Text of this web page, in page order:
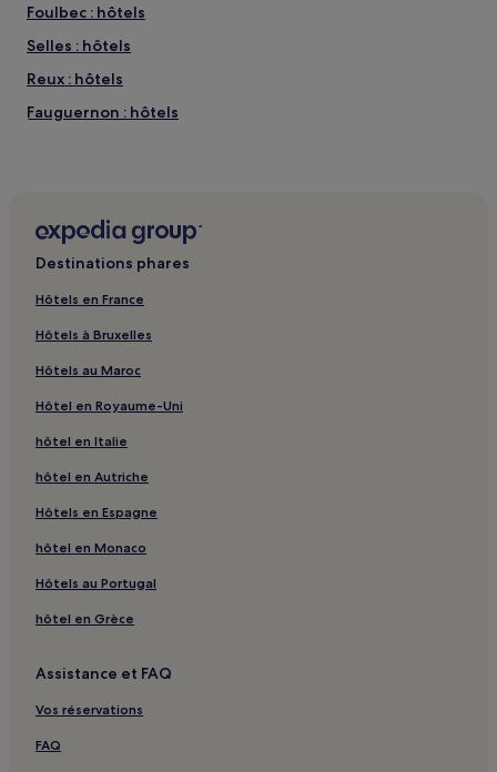
Foulbec : hôtels
Selles : hôtels
Reux : hôtels
Fauguernon : hôtels
Saint-Jean-De-La-Léqueraye : hôtels
La Boissière : hôtels
Deauville : hôtels Hôtels avec parking
Deauville : hôtels Hôtels avec centre de fitness
Deauville : hôtels 4 étoiles
Deauville : hôtels
Saint-Arnoult : hôtels Hôtels avec parking
Saint-Arnoult : hôtels Hôtels acceptant les animaux de
La Rivière-Saint-Sauveur : hôtels Hôtels avec parking
Saint-Gatien-Des-Bois : hôtels Hôtels avec parking
Destinations phares
Hôtels en France
Hôtels à Bruxelles
Hôtels au Maroc
Hôtel en Royaume-Uni
hôtel en Italie
hôtel en Autriche
Hôtels en Espagne
hôtel en Monaco
Hôtels au Portugal
hôtel en Grèce
Assistance et FAQ
Vos réservations
FAQ